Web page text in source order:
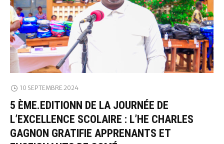
10 SEPTEMBRE 2024
5 ÈME.EDITIONN DE LA JOURNÉE DE
L’EXCELLENCE SCOLAIRE : L’HE CHARLES
GAGNON GRATIFIE APPRENANTS ET